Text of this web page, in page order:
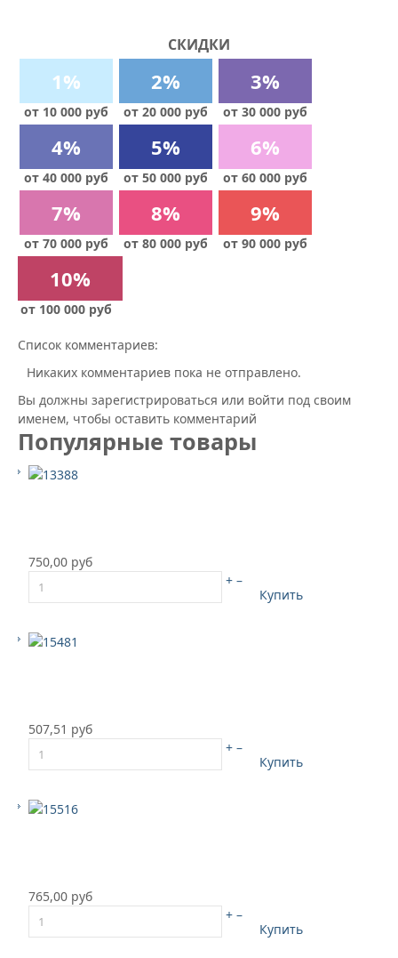
СКИДКИ
1%
от 10 000 руб
2%
от 20 000 руб
3%
от 30 000 руб
4%
от 40 000 руб
5%
от 50 000 руб
6%
от 60 000 руб
7%
от 70 000 руб
8%
от 80 000 руб
9%
от 90 000 руб
10%
от 100 000 руб
Список комментариев:
Никаких комментариев пока не отправлено.
Вы должны зарегистрироваться или войти под своим
именем, чтобы оставить комментарий
Популярные товары
750,00 руб
+ –
Купить
507,51 руб
+ –
Купить
765,00 руб
+ –
Купить